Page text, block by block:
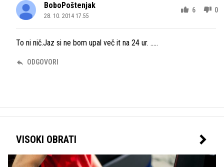
BoboPoštenjak
28. 10. 2014 17.55
6 0
To ni nič.Jaz si ne bom upal več it na 24 ur. .....
ODGOVORI
VISOKI OBRATI